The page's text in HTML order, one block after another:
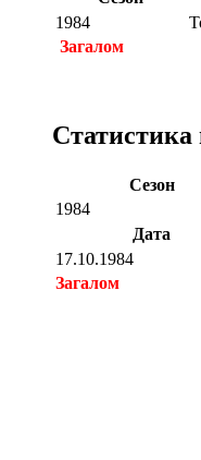
1984
Загалом
Статистика
Сезон
1984
Дата
17.10.1984
Загалом